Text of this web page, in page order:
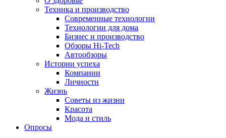
Техника и производство
Современные технологии
Технологии для дома
Бизнес и производство
Обзоры Hi-Tech
Автообзоры
Истории успеха
Компании
Личности
Жизнь
Советы из жизни
Красота
Мода и стиль
Опросы